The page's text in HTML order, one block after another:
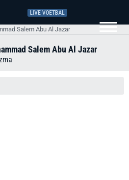
LIVE VOETBAL
Salem Abu Al Jazar
Salem Abu Al Jazar